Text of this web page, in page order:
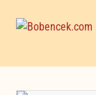
Skip
Skip
Domača stran